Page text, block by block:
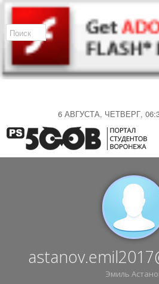
6 АВГУСТА, ЧЕТВЕРГ,
Эмиль